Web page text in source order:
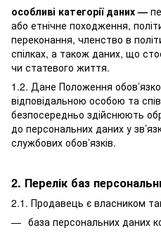
особливі категорії даних —
або етнічне походження,
переконання, членство в
спілках, а також даних, що
чи статевого життя.
1.2. Дане Положення
відповідальною особою та
безпосередньо здійснюють
до персональних даних у
службових обов’язків.
2. Перелік баз
2.1. Продавець є власником
база персональних даних